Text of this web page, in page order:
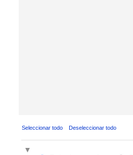
Seleccionar todo Deseleccionar todo